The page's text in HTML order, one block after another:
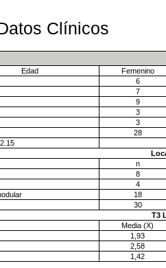
Clínicos
Edad
Femenino
6
7
9
3
3
28
n
8
4
18
30
T3
Media (Ẋ)
1,93
2,58
1,42